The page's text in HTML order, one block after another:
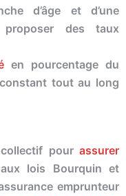
d’âge et d’une
des taux
en pourcentage du
tout au long
pour assurer
lois Bourquin et
emprunteur